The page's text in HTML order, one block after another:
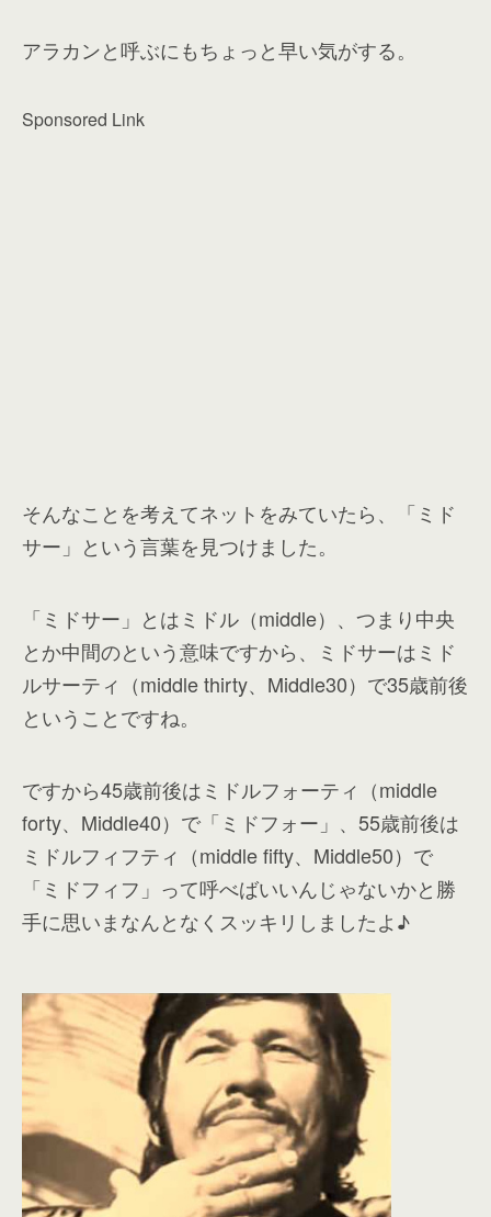
アラカンと呼ぶにもちょっと早い気がする。
Sponsored Link
そんなことを考えてネットをみていたら、「ミド
サー」という言葉を見つけました。
「ミドサー」とはミドル（middle）、つまり中央
とか中間のという意味ですから、ミドサーはミド
ルサーティ（middle thirty、Middle30）で35歳前後
ということですね。
ですから45歳前後はミドルフォーティ（middle
forty、Middle40）で「ミドフォー」、55歳前後は
ミドルフィフティ（middle fifty、Middle50）で
「ミドフィフ」って呼べばいいんじゃないかと勝
手に思いまなんとなくスッキリしましたよ♪